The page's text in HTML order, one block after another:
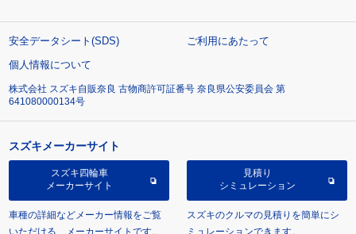
安全データシート(SDS)
ご利用にあたって
個人情報について
株式会社 スズキ自販奈良 古物商許可証番号 奈良県公安委員会 第
641080000134号
スズキメーカーサイト
スズキ四輪車
メーカーサイト
車種の詳細などメーカー情報をご覧
いただける、メーカーサイトです。
見積り
シミュレーション
スズキのクルマの見積りを簡単にシ
ミュレーションできます。